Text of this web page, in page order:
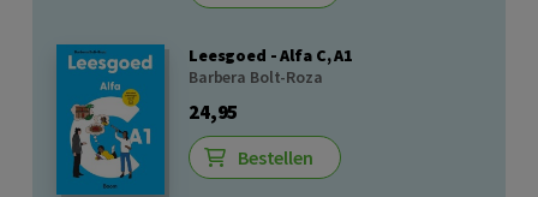
Leesgoed - Alfa C, A1
Barbera Bolt-Roza
24,95
Bestellen